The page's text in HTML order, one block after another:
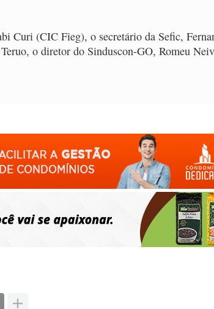
Curi (CIC Fieg), o secretário da Sefic,
o diretor do Sinduscon-GO, Romeu